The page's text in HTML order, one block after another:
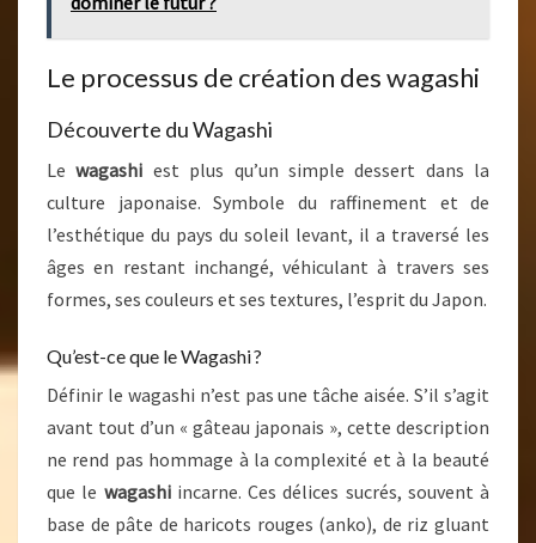
Le processus de création des wagashi
Découverte du Wagashi
Lewagashi est plus qu’un simple dessert dans la
culture japonaise. Symbole du raffinement et de
l’esthétique du pays du soleil levant, il a traversé les
âges en restant inchangé, véhiculant à travers ses
formes, ses couleurs et ses textures, l’esprit du Japon.
Qu’est-ce que le Wagashi ?
Définir le wagashi n’est pas une tâche aisée. S’il s’agit
avant tout d’un « gâteau japonais », cette description
ne rend pas hommage à la complexité et à la beauté
que le wagashiincarne. Ces délices sucrés, souvent à
base de pâte de haricots rouges (anko), de riz gluant